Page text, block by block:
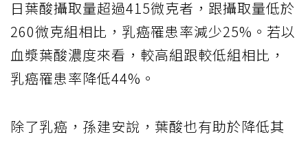
日葉酸攝取量超過415微克者，跟攝取量低於
260微克組相比，乳癌罹患率減少25%。若以
血漿葉酸濃度來看，較高組跟較低組相比，
乳癌罹患率降低44%。
除了乳癌，孫建安說，葉酸也有助於降低其